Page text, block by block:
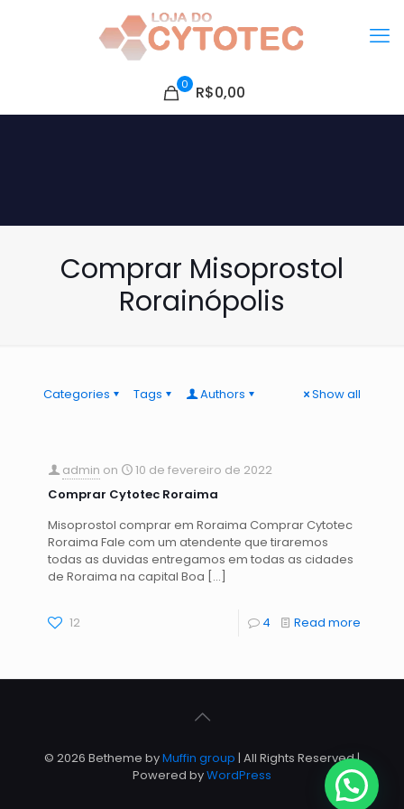
0 R$0,00
Comprar Misoprostol
Rorainópolis
Categories Tags Authors Show all
admin on
10 de fevereiro de 2022
Comprar Cytotec Roraima
Misoprostol comprar em Roraima Comprar Cytotec
Roraima Fale com um atendente que tiraremos
todas as duvidas entregamos em todas as cidades
de Roraima na capital Boa […]
12 4 Read more
© 2026 Betheme byMuffin group | All Rights Reserved |
Powered byWordPress